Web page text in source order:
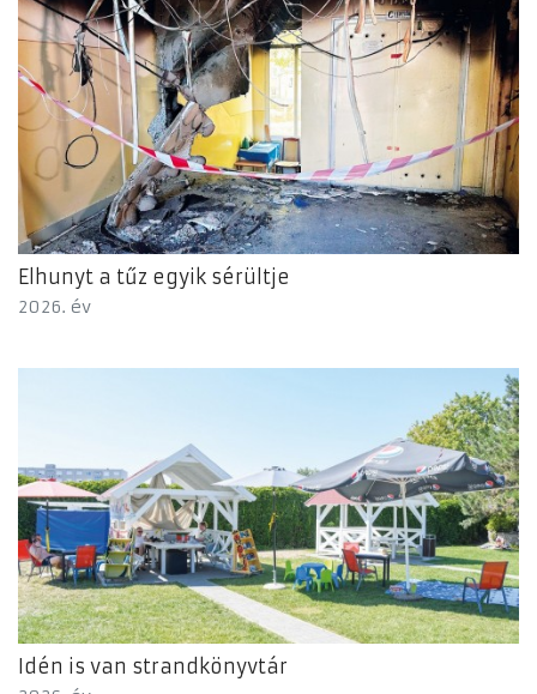
Elhunyt a tűz egyik sérültje
2026. év
Idén is van strandkönyvtár